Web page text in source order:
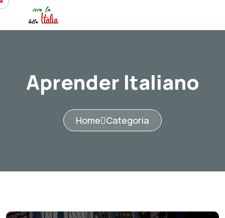
Aprender Italiano
Home Categoria